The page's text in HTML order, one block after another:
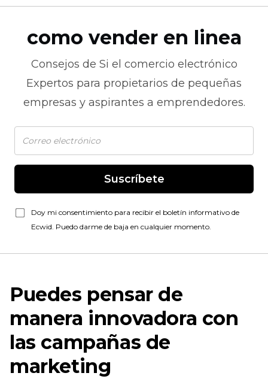
como vender en linea
Consejos de Si el comercio electrónico
Expertos para propietarios de pequeñas
empresas y aspirantes a emprendedores.
Suscríbete
Doy mi consentimiento para recibir el boletín informativo de
Ecwid. Puedo darme de baja en cualquier momento.
Puedes pensar de
manera innovadora con
las campañas de
marketing